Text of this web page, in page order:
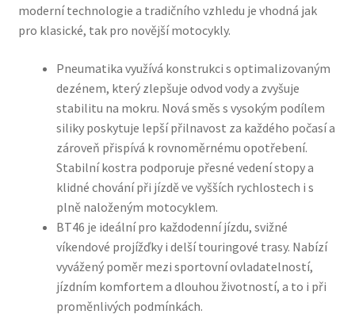
moderní technologie a tradičního vzhledu je vhodná jak
pro klasické, tak pro novější motocykly.
Pneumatika využívá konstrukci s optimalizovaným
dezénem, který zlepšuje odvod vody a zvyšuje
stabilitu na mokru. Nová směs s vysokým podílem
siliky poskytuje lepší přilnavost za každého počasí a
zároveň přispívá k rovnoměrnému opotřebení.
Stabilní kostra podporuje přesné vedení stopy a
klidné chování při jízdě ve vyšších rychlostech i s
plně naloženým motocyklem.
BT46 je ideální pro každodenní jízdu, svižné
víkendové projížďky i delší touringové trasy. Nabízí
vyvážený poměr mezi sportovní ovladatelností,
jízdním komfortem a dlouhou životností, a to i při
proměnlivých podmínkách.